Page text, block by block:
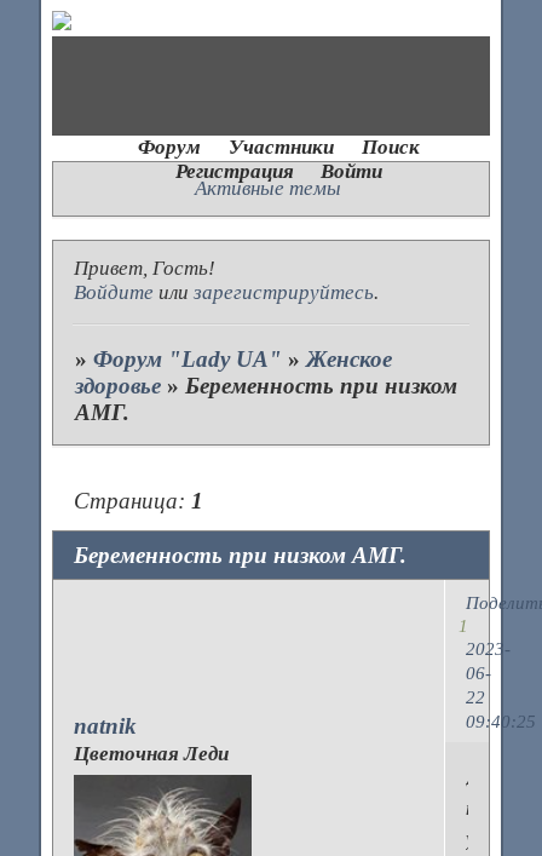
Форум Участники
Поиск
Регистрация
Войти
Активные темы
Привет, Гость!
Войдите или зарегистрируйтесь.
»Форум "Lady UA" »Женское
здоровье » Беременность при низком
АМГ.
Беременность при низком АМГ.
Страница:1
1
2023-
06-
22
09:40:25
natnik
Цветочная Леди
Девочки,
кому
удалось